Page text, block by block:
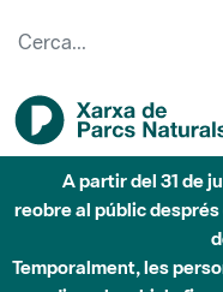
Fins al
Afectacions a la llera
obres de